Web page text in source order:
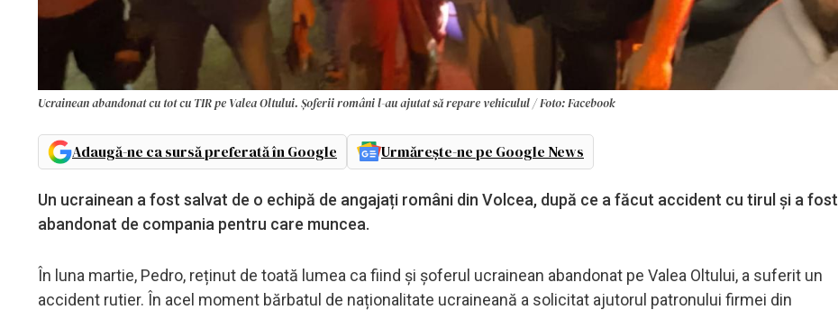
Ucrainean abandonat cu tot cu TIR pe Valea Oltului. Șoferii români l-au ajutat să repare vehiculul / Foto: Facebook
Adaugă-ne ca sursă preferată în Google Urmărește-ne pe Google News
Un ucrainean a fost salvat de o echipă de angajați români din Volcea, după ce a făcut accident cu tirul și a fost
abandonat de compania pentru care muncea.
În luna martie, Pedro, reținut de toată lumea ca fiind şi şoferul ucrainean abandonat pe Valea Oltului, a suferit un
accident rutier. În acel moment bărbatul de naționalitate ucraineană a solicitat ajutorul patronului firmei din